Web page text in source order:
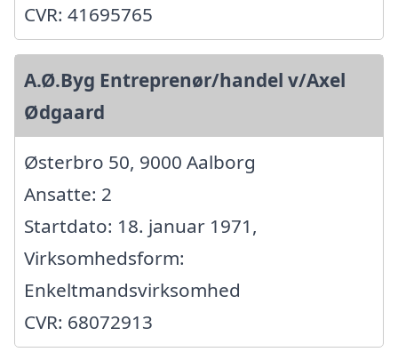
CVR: 41695765
A.Ø.Byg Entreprenør/handel v/Axel
Ødgaard
Østerbro 50, 9000 Aalborg
Ansatte: 2
Startdato: 18. januar 1971,
Virksomhedsform:
Enkeltmandsvirksomhed
CVR: 68072913